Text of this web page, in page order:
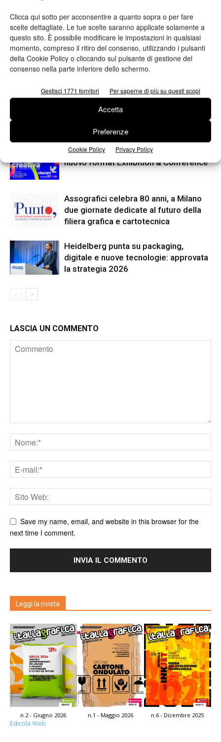
Clicca qui sotto per acconsentire a quanto sopra o per fare
scelte dettagliate. Le tue scelte saranno applicate solamente a
questo sito. È possibile modificare le impostazioni in qualsiasi
momento, compreso il ritiro del consenso, utilizzando i pulsanti
della Cookie Policy o cliccando sul pulsante di gestione del
consenso nella parte inferiore dello schermo.
Gestisci 1771 fornitori Per saperne di più su questi scopi
Accetta
Preferenze
Cookie Policy Privacy Policy
Articolo precedente
CONVEGNO – Carrelli elevatori,
batterie agli ioni di litio?
Prossimo articolo
OneMorePack 2019: iscrizioni
Viscom 2026 cambia volto: debutta il
nuovo format Exhibition & Conference
Assografici celebra 80 anni, a Milano
due giornate dedicate al futuro della
filiera grafica e cartotecnica
Heidelberg punta su packaging,
digitale e nuove tecnologie: approvata
la strategia 2026
LASCIA UN COMMENTO
Save my name, email, and website in this browser for the
next time I comment.
Leggi la rivista
n.2 - Giugno 2026 n.1 - Maggio 2026 n.6 - Dicembre 2025
Edicola Web